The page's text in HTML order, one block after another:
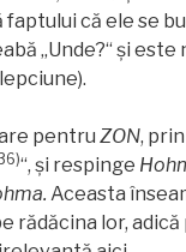
că ele se
„Unde?“ şi
pentru ZON,
“, şi respinge
Aceasta
lor, adică